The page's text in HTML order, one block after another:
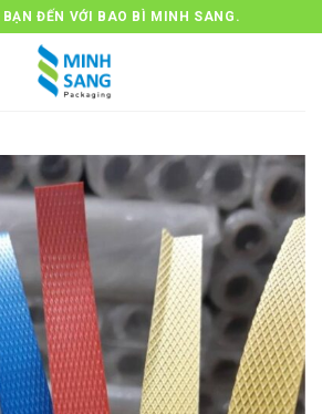
ĐẾN VỚI BAO BÌ MINH SANG.